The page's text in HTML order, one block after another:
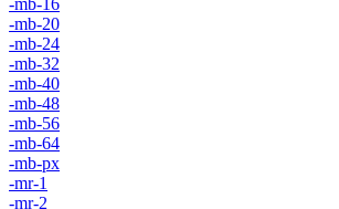
-mb-20
-mb-24
-mb-32
-mb-40
-mb-48
-mb-56
-mb-64
-mb-px
-mr-1
-mr-2